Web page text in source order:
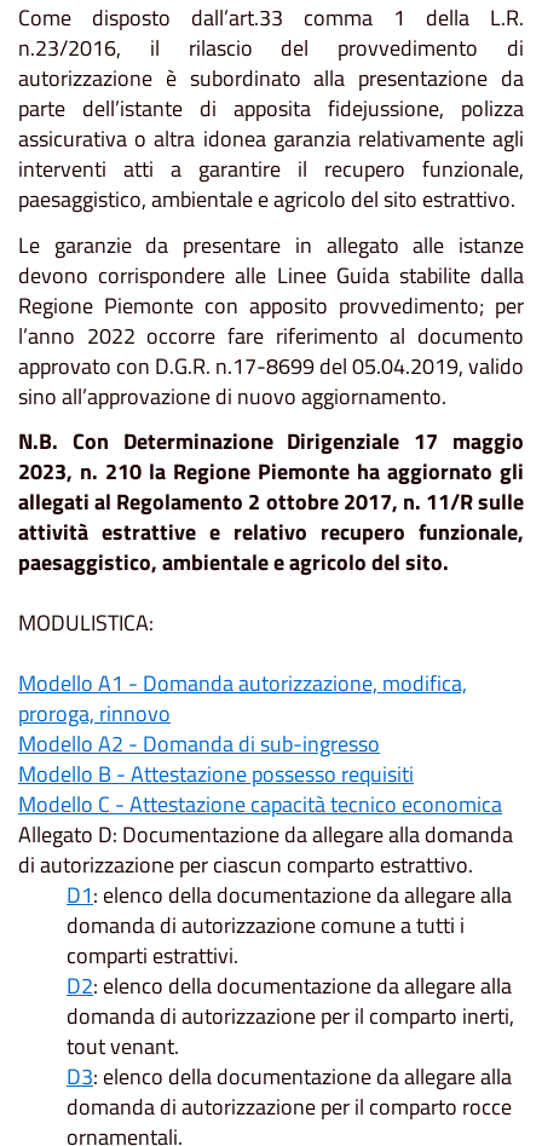
Come disposto dall’art.33 comma 1 della L.R.
n.23/2016, il rilascio del provvedimento di
autorizzazione è subordinato alla presentazione da
parte dell’istante di apposita fidejussione, polizza
assicurativa o altra idonea garanzia relativamente agli
interventi atti a garantire il recupero funzionale,
paesaggistico, ambientale e agricolo del sito estrattivo.
Le garanzie da presentare in allegato alle istanze
devono corrispondere alle Linee Guida stabilite dalla
Regione Piemonte con apposito provvedimento; per
l’anno 2022 occorre fare riferimento al documento
approvato con D.G.R. n.17-8699 del 05.04.2019, valido
sino all’approvazione di nuovo aggiornamento.
N.B. Con Determinazione Dirigenziale 17 maggio
2023, n. 210 la Regione Piemonte ha aggiornato gli
allegati al Regolamento 2 ottobre 2017, n. 11/R sulle
attività estrattive e relativo recupero funzionale,
paesaggistico, ambientale e agricolo del sito.
MODULISTICA:
Modello A1 - Domanda autorizzazione, modifica,
proroga, rinnovo
Modello A2 - Domanda di sub-ingresso
Modello B - Attestazione possesso requisiti
Modello C - Attestazione capacità tecnico economica
Allegato D: Documentazione da allegare alla domanda
di autorizzazione per ciascun comparto estrattivo.
D1: elenco della documentazione da allegare alla
domanda di autorizzazione comune a tutti i
comparti estrattivi.
D2: elenco della documentazione da allegare alla
domanda di autorizzazione per il comparto inerti,
tout venant.
D3: elenco della documentazione da allegare alla
domanda di autorizzazione per il comparto rocce
ornamentali.